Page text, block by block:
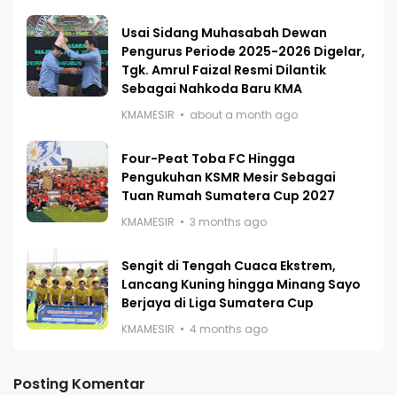
Usai Sidang Muhasabah Dewan
Pengurus Periode 2025-2026 Digelar,
Tgk. Amrul Faizal Resmi Dilantik
Sebagai Nahkoda Baru KMA
KMAMESIR about a month ago
Four-Peat Toba FC Hingga
Pengukuhan KSMR Mesir Sebagai
Tuan Rumah Sumatera Cup 2027
KMAMESIR 3 months ago
Sengit di Tengah Cuaca Ekstrem,
Lancang Kuning hingga Minang Sayo
Berjaya di Liga Sumatera Cup
KMAMESIR 4 months ago
Posting Komentar